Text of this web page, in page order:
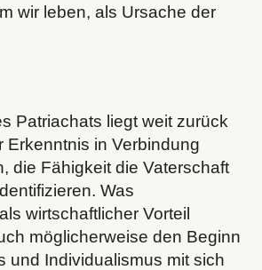
wir leben, als Ursache der
Patriachats liegt weit zurück
Erkenntnis in Verbindung
die Fähigkeit die Vaterschaft
Was
wirtschaftlicher Vorteil
möglicherweise den Beginn
und Individualismus mit sich